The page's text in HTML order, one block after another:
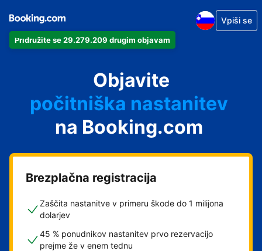
Pridružite se 29.279.209 drugim objavam
Vpiši se
Objavite
svoj apartma
svoj hotel
počitniška nastanitev
svoje gostišče
svoj B&B
na Booking.com
Brezplačna registracija
Zaščita nastanitve v primeru škode do 1 milijona
dolarjev
45 % ponudnikov nastanitev prvo rezervacijo
prejme že v enem tednu